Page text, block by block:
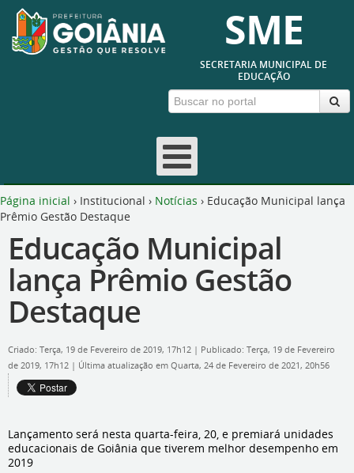
SME
SECRETARIA MUNICIPAL DE
EDUCAÇÃO
Página inicial › Institucional › Notícias › Educação Municipal lança
Prêmio Gestão Destaque
Educação Municipal
lança Prêmio Gestão
Destaque
Criado: Terça, 19 de Fevereiro de 2019, 17h12 | Publicado: Terça, 19 de Fevereiro
de 2019, 17h12 | Última atualização em Quarta, 24 de Fevereiro de 2021, 20h56
Lançamento será nesta quarta-feira, 20, e premiará unidades
educacionais de Goiânia que tiverem melhor desempenho em
2019